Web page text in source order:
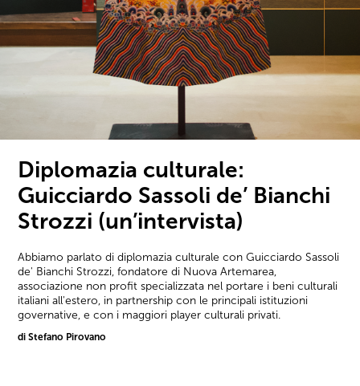
Diplomazia culturale:
Guicciardo Sassoli de’ Bianchi
Strozzi (un’intervista)
Abbiamo parlato di diplomazia culturale con Guicciardo Sassoli
de' Bianchi Strozzi, fondatore di Nuova Artemarea,
associazione non profit specializzata nel portare i beni culturali
italiani all'estero, in partnership con le principali istituzioni
governative, e con i maggiori player culturali privati.
di Stefano Pirovano